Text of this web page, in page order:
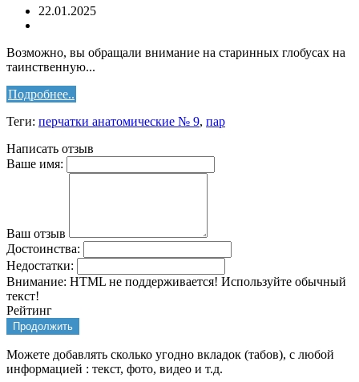
22.01.2025
Возможно, вы обращали внимание на старинных глобусах на
таинственную...
Подробнее..
Теги: перчатки анатомические № 9, пар
Написать отзыв
Ваше имя:
Ваш отзыв
Достоинства:
Недостатки:
Внимание: HTML не поддерживается! Используйте обычный
текст!
Рейтинг
Продолжить
Можете добавлять сколько угодно вкладок (табов), с любой
информацией : текст, фото, видео и т.д.